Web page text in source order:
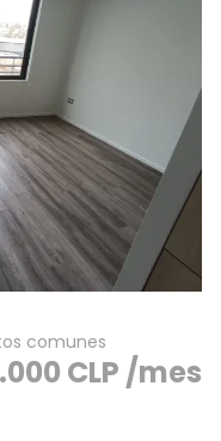
comunes
CLP /mes